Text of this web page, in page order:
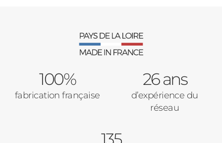
100%
fabrication française
26 ans
d’expérience du
réseau
135